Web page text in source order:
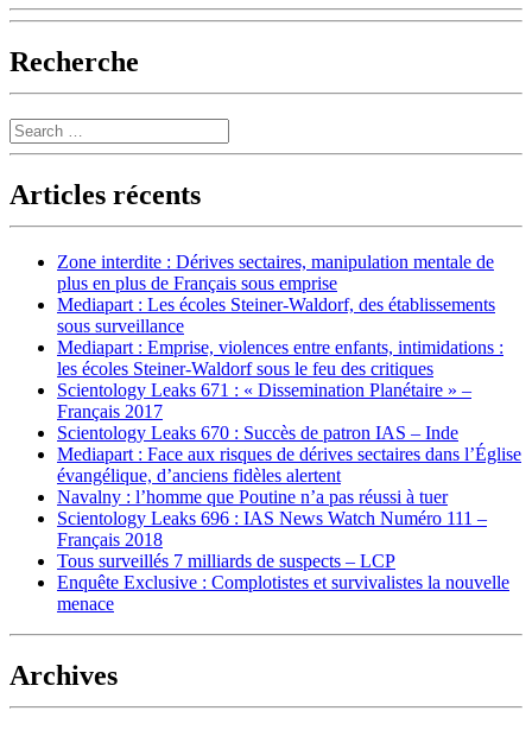
Recherche
Search
Articles récents
Zone interdite : Dérives sectaires, manipulation mentale de
plus en plus de Français sous emprise
Mediapart : Les écoles Steiner-Waldorf, des établissements
sous surveillance
Mediapart : Emprise, violences entre enfants, intimidations :
les écoles Steiner-Waldorf sous le feu des critiques
Scientology Leaks 671 : « Dissemination Planétaire » –
Français 2017
Scientology Leaks 670 : Succès de patron IAS – Inde
Mediapart : Face aux risques de dérives sectaires dans l’Église
évangélique, d’anciens fidèles alertent
Navalny : l’homme que Poutine n’a pas réussi à tuer
Scientology Leaks 696 : IAS News Watch Numéro 111 –
Français 2018
Tous surveillés 7 milliards de suspects – LCP
Enquête Exclusive : Complotistes et survivalistes la nouvelle
menace
Archives